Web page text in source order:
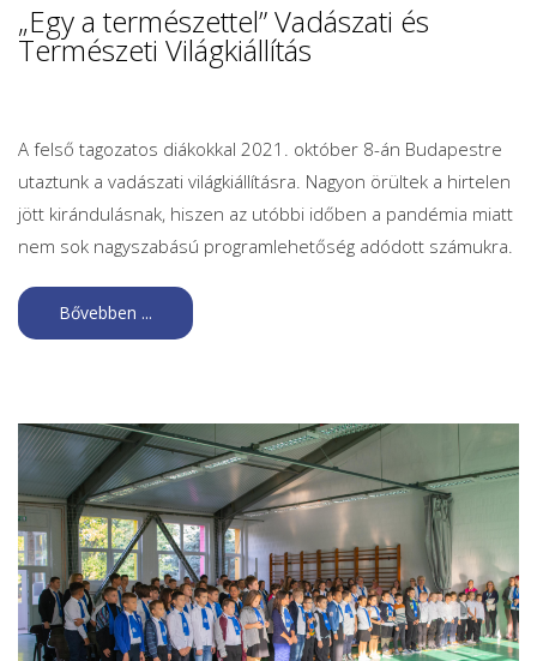
„Egy a természettel” Vadászati és
Természeti Világkiállítás
A felső tagozatos diákokkal 2021. október 8-án Budapestre
utaztunk a vadászati világkiállításra. Nagyon örültek a hirtelen
jött kirándulásnak, hiszen az utóbbi időben a pandémia miatt
nem sok nagyszabású programlehetőség adódott számukra.
Bővebben ...